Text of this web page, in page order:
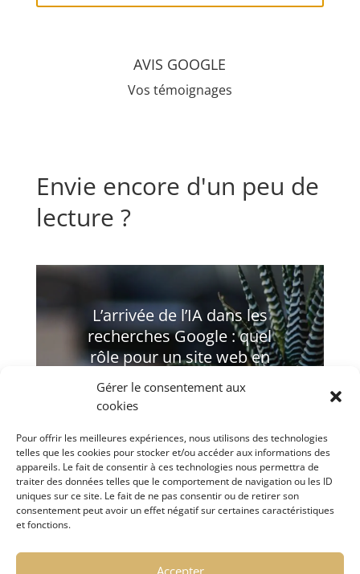
Gérer le consentement aux
cookies
Pour offrir les meilleures expériences, nous utilisons des technologies
telles que les cookies pour stocker et/ou accéder aux informations des
appareils. Le fait de consentir à ces technologies nous permettra de
traiter des données telles que le comportement de navigation ou les ID
uniques sur ce site. Le fait de ne pas consentir ou de retirer son
consentement peut avoir un effet négatif sur certaines caractéristiques
et fonctions.
Accepter
AVIS GOOGLE
Vos témoignages
Envie encore d'un peu de
lecture ?
L’arrivée de l’IA dans les
recherches Google : quel
rôle pour un site web en